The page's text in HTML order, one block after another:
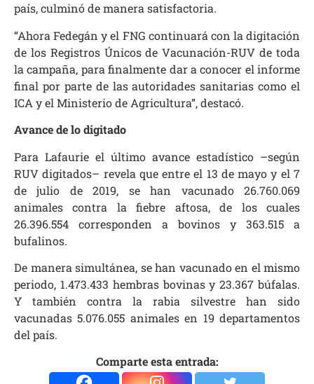
país, culminó de manera satisfactoria.
“Ahora Fedegán y el FNG continuará con la digitación
de los Registros Únicos de Vacunación-RUV de toda
la campaña, para finalmente dar a conocer el informe
final por parte de las autoridades sanitarias como el
ICA y el Ministerio de Agricultura”, destacó.
Avance de lo digitado
Para Lafaurie el último avance estadístico –según
RUV digitados– revela que entre el 13 de mayo y el 7
de julio de 2019, se han vacunado 26.760.069
animales contra la fiebre aftosa, de los cuales
26.396.554 corresponden a bovinos y 363.515 a
bufalinos.
De manera simultánea, se han vacunado en el mismo
periodo, 1.473.433 hembras bovinas y 23.367 búfalas.
Y también contra la rabia silvestre han sido
vacunadas 5.076.055 animales en 19 departamentos
del país.
Comparte esta entrada: